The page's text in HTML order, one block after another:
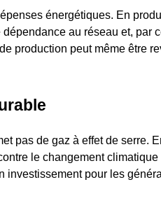
énergétiques. En
au réseau et, par
production peut même être
pas de gaz à effet de serre.
le changement climatique
investissement pour les